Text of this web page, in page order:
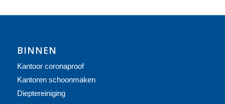
BINNEN
Kantoor coronaproof
Kantoren schoonmaken
Dieptereiniging